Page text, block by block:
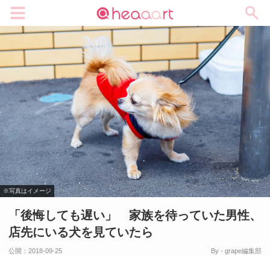
※写真はイメージ
「後悔しても遅い」 家族を待っていた男性、
店先にいる犬を見ていたら
公開： 2018-09-25
By - grape編集部